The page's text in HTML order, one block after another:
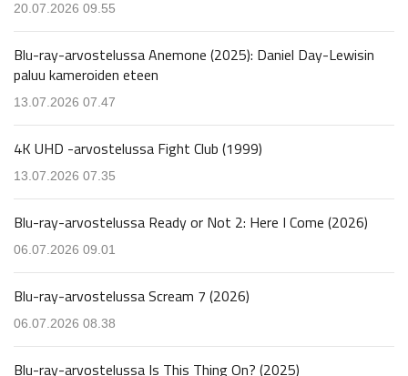
20.07.2026 09.55
Blu-ray-arvostelussa Anemone (2025): Daniel Day-Lewisin
paluu kameroiden eteen
13.07.2026 07.47
4K UHD -arvostelussa Fight Club (1999)
13.07.2026 07.35
Blu-ray-arvostelussa Ready or Not 2: Here I Come (2026)
06.07.2026 09.01
Blu-ray-arvostelussa Scream 7 (2026)
06.07.2026 08.38
Blu-ray-arvostelussa Is This Thing On? (2025)